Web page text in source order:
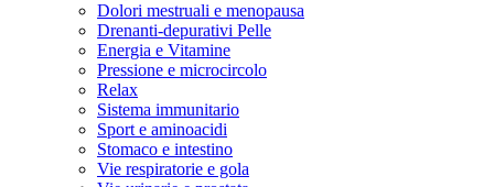
Dolori mestruali e menopausa
Drenanti-depurativi Pelle
Energia e Vitamine
Pressione e microcircolo
Relax
Sistema immunitario
Sport e aminoacidi
Stomaco e intestino
Vie respiratorie e gola